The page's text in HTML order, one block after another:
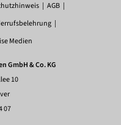
AGB
Medien
GmbH & Co. KG
10
07